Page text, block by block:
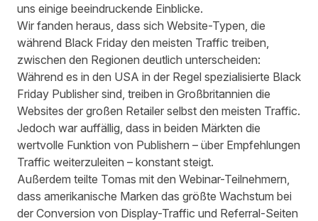
uns einige beeindruckende Einblicke.
Wir fanden heraus, dass sich Website-Typen, die
während Black Friday den meisten Traffic treiben,
zwischen den Regionen deutlich unterscheiden:
Während es in den USA in der Regel spezialisierte Black
Friday Publisher sind, treiben in Großbritannien die
Websites der großen Retailer selbst den meisten Traffic.
Jedoch war auffällig, dass in beiden Märkten die
wertvolle Funktion von Publishern – über Empfehlungen
Traffic weiterzuleiten – konstant steigt.
Außerdem teilte Tomas mit den Webinar-Teilnehmern,
dass amerikanische Marken das größte Wachstum bei
der Conversion von Display-Traffic und Referral-Seiten